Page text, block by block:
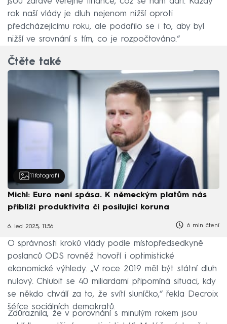
rok naší vlády je dluh nejenom nižší oproti
předcházejícímu roku, ale podařilo se i to, aby byl
nižší ve srovnání s tím, co je rozpočtováno.“
Čtěte také
fotografií
Michl: Euro není spása. K německým platům nás
přiblíží produktivita či posilující koruna
6. led 2025, 11:56 6 min čtení
O správnosti kroků vlády podle místopředsedkyně
poslanců ODS rovněž hovoří i optimistické
ekonomické výhledy. „V roce 2019 měl být státní dluh
nulový. Chlubit se 40 miliardami připomíná situaci, kdy
se někdo chválí za to, že svítí sluníčko,“ řekla Decroix
šéfce sociálních demokratů.
Zdůraznila, že v porovnání s minulým rokem jsou